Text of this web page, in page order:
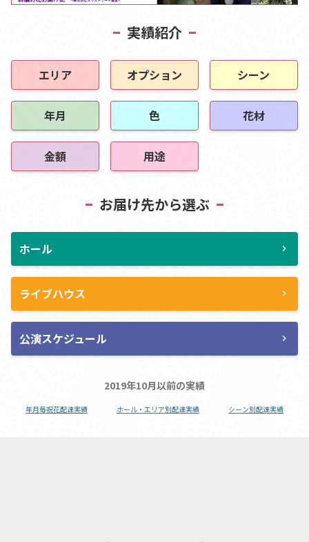
実績紹介
エリア オプション シーン
年月 色 花材
金額 用途
お届け先から選ぶ
ホール chevron_right
ライブハウス chevron_right
公演スケジュール chevron_right
2019年10月以前の実績
年月毎祝花配達実績 ホール・エリア別配達実績 シーン別配達実績